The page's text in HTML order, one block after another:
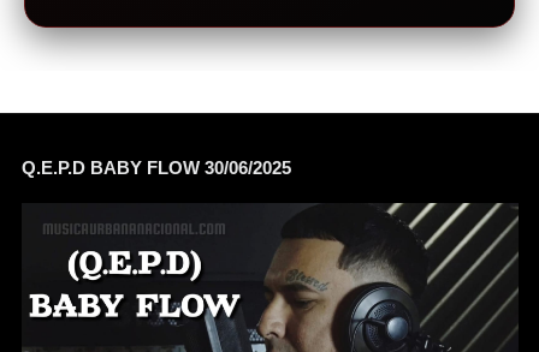
Q.E.P.D BABY FLOW 30/06/2025